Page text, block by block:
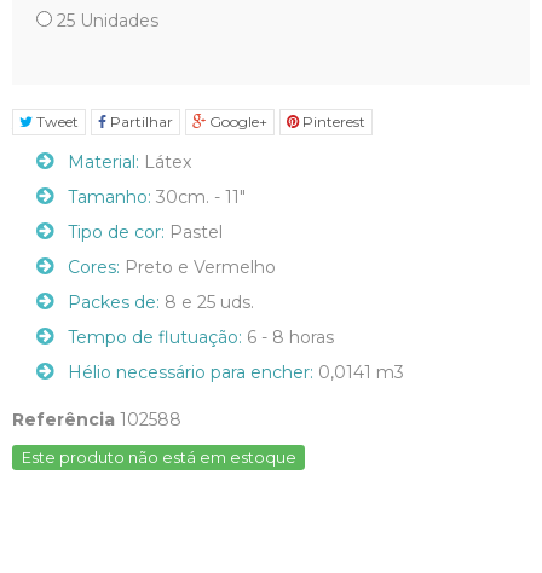
25 Unidades
Tweet Partilhar Google+ Pinterest
Material: Látex
Tamanho: 30cm. - 11"
Tipo de cor: Pastel
Cores: Preto e Vermelho
Packes de: 8 e 25 uds.
Tempo de flutuação: 6 - 8 horas
Hélio necessário para encher: 0,0141 m3
Referência 102588
Este produto não está em estoque